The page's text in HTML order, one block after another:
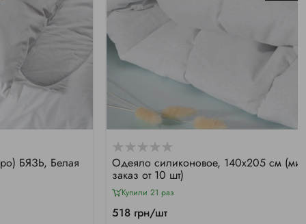
БЯЗЬ, Белая Одеяло силиконовое, 140х205 см
заказ от 10 шт)
Купили 21 раз
518 грн/шт